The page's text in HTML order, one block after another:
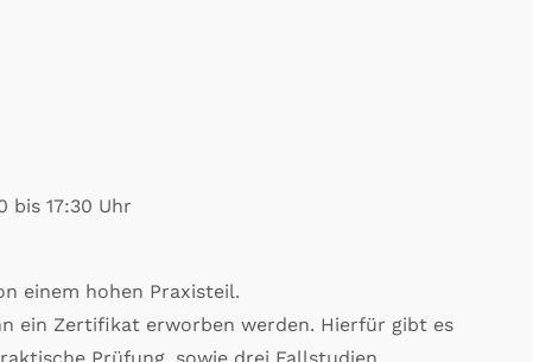
bis 17:30 Uhr
einem hohen Praxisteil.
ein Zertifikat erworben werden. Hierfür gibt es